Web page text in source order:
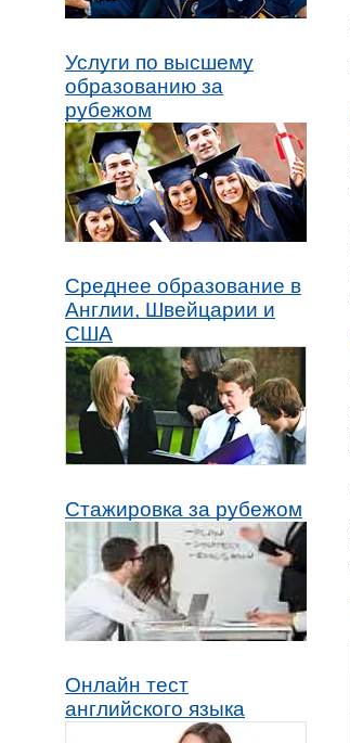
Услуги по высшему
образованию за
рубежом
Среднее образование в
Англии, Швейцарии и
США
Стажировка за рубежом
Онлайн тест
английского языка